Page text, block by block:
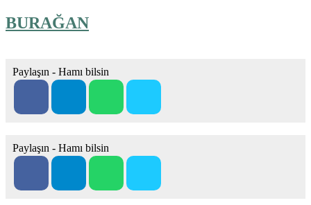
BURAĞAN
Paylaşın - Hamı bilsin
Paylaşın - Hamı bilsin